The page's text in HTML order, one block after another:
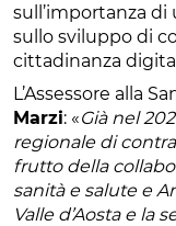
sull’importanza
sullo sviluppo di
cittadinanza
L’Assessore alla
Marzi: «Già nel
regionale di
frutto della
sanità e salute e
Valle d’Aosta e la